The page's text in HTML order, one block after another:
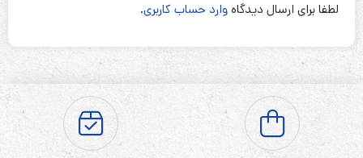
لطفا برای ارسال دیدگاهوارد حساب کاربری.